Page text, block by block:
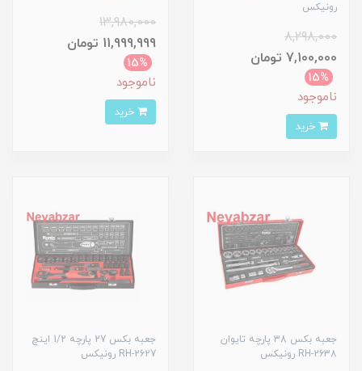
رونیکس
8,298,000
7,100,000 تومان
15%
ناموجود
13,980,000
11,999,999 تومان
15%
ناموجود
جعبه بکس 38 پارچه تایوان
RH-2638 رونیکس
جعبه بکس 27 پارچه 1/2 اینچ
RH-2627 رونیکس